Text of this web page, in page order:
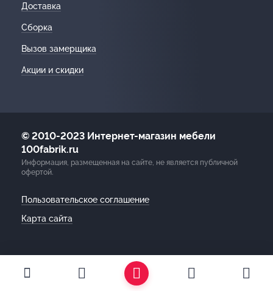
Доставка
Сборка
Вызов замерщика
Акции и скидки
© 2010-2023 Интернет-магазин мебели
100fabrik.ru
Информация, размещенная на сайте, не является публичной
офертой.
Пользовательское соглашение
Карта сайта